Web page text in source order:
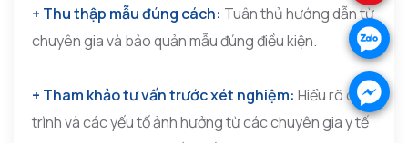
+ Thu thập mẫu đúng cách: Tuân thủ hướng dẫn từ
chuyên gia và bảo quản mẫu đúng điều kiện.
+ Tham khảo tư vấn trước xét nghiệm: Hiểu rõ quy
trình và các yếu tố ảnh hưởng từ các chuyên gia y tế
.
.